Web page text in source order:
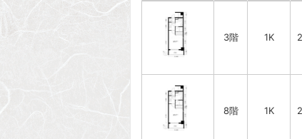
3階 1K
8階 1K